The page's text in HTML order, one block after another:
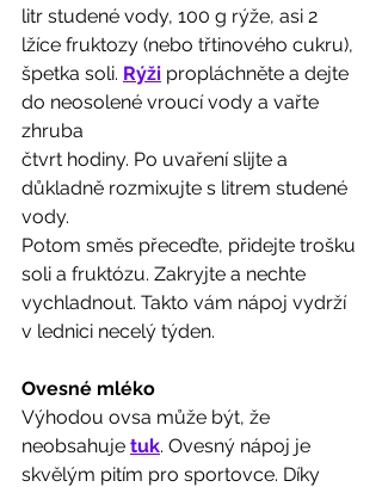
litr studené vody, 100 g rýže, asi 2
lžíce fruktozy (nebo třtinového cukru),
špetka soli. Rýži propláchněte a dejte
do neosolené vroucí vody a vařte
zhruba
čtvrt hodiny. Po uvaření slijte a
důkladně rozmixujte s litrem studené
vody.
Potom směs přeceďte, přidejte trošku
soli a fruktózu. Zakryjte a nechte
vychladnout. Takto vám nápoj vydrží
v lednici necelý týden.
Ovesné mléko
Výhodou ovsa může být, že
neobsahuje tuk. Ovesný nápoj je
skvělým pitím pro sportovce. Díky